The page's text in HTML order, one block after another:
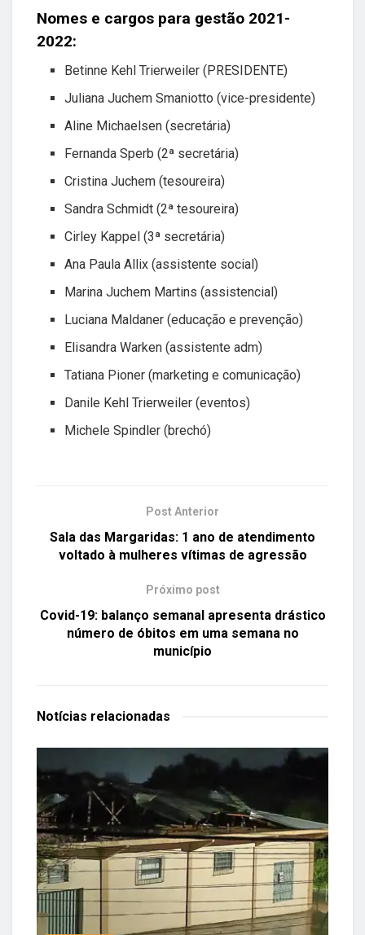
Nomes e cargos para gestão 2021-
2022:
Betinne Kehl Trierweiler (PRESIDENTE)
Juliana Juchem Smaniotto (vice-presidente)
Aline Michaelsen (secretária)
Fernanda Sperb (2ª secretária)
Cristina Juchem (tesoureira)
Sandra Schmidt (2ª tesoureira)
Cirley Kappel (3ª secretária)
Ana Paula Allix (assistente social)
Marina Juchem Martins (assistencial)
Luciana Maldaner (educação e prevenção)
Elisandra Warken (assistente adm)
Tatiana Pioner (marketing e comunicação)
Danile Kehl Trierweiler (eventos)
Michele Spindler (brechó)
Post Anterior
Sala das Margaridas: 1 ano de atendimento
voltado à mulheres vítimas de agressão
Próximo post
Covid-19: balanço semanal apresenta drástico
número de óbitos em uma semana no
município
Notícias relacionadas